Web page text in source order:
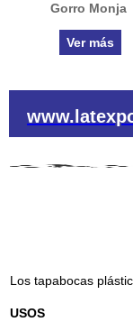
Gorro Monja
Ver más
Los tapabocas
USOS